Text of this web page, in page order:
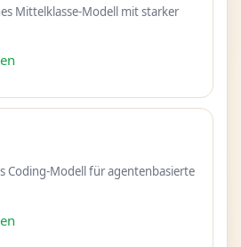
Mittelklasse-Modell mit starker
Coding-Modell für agentenbasierte